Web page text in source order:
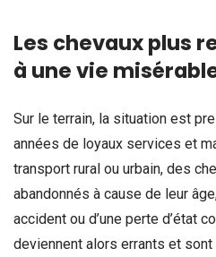
Les chevaux plus
à une vie
Sur le terrain, la situation est
années de loyaux services et
transport rural ou urbain, des
abandonnés à cause de leur
accident ou d’une perte d’état
deviennent alors errants et